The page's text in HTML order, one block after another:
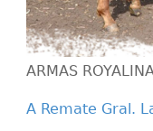
ARMAS
A Remate Gral.